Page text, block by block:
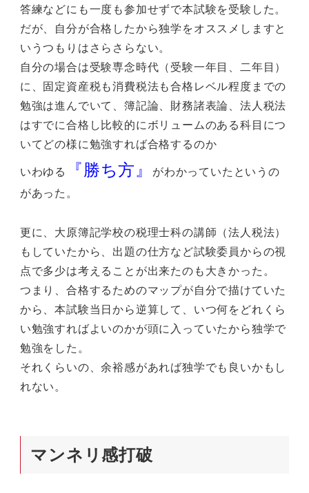
答練などにも一度も参加せずで本試験を受験した。
だが、自分が合格したから独学をオススメしますと
いうつもりはさらさらない。
自分の場合は受験専念時代（受験一年目、二年目）
に、固定資産税も消費税法も合格レベル程度までの
勉強は進んでいて、簿記論、財務諸表論、法人税法
はすでに合格し比較的にボリュームのある科目につ
いてどの様に勉強すれば合格するのか
いわゆる
『勝ち方』
がわかっていたというの
があった。
更に、大原簿記学校の税理士科の講師（法人税法）
もしていたから、出題の仕方など試験委員からの視
点で多少は考えることが出来たのも大きかった。
つまり、合格するためのマップが自分で描けていた
から、本試験当日から逆算して、いつ何をどれくら
い勉強すればよいのかが頭に入っていたから独学で
勉強をした。
それくらいの、余裕感があれば独学でも良いかもし
れない。
マンネリ感打破